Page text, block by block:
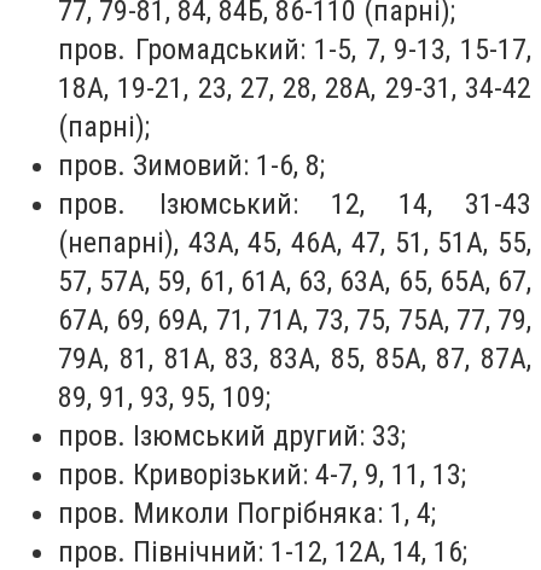
77, 79-81, 84, 84Б, 86-110 (парні);
пров. Громадський: 1-5, 7, 9-13, 15-17,
18А, 19-21, 23, 27, 28, 28А, 29-31, 34-42
(парні);
пров. Зимовий: 1-6, 8;
пров. Ізюмський: 12, 14, 31-43
(непарні), 43А, 45, 46А, 47, 51, 51А, 55,
57, 57А, 59, 61, 61А, 63, 63А, 65, 65А, 67,
67А, 69, 69А, 71, 71А, 73, 75, 75А, 77, 79,
79А, 81, 81А, 83, 83А, 85, 85А, 87, 87А,
89, 91, 93, 95, 109;
пров. Ізюмський другий: 33;
пров. Криворізький: 4-7, 9, 11, 13;
пров. Миколи Погрібняка: 1, 4;
пров. Північний: 1-12, 12А, 14, 16;